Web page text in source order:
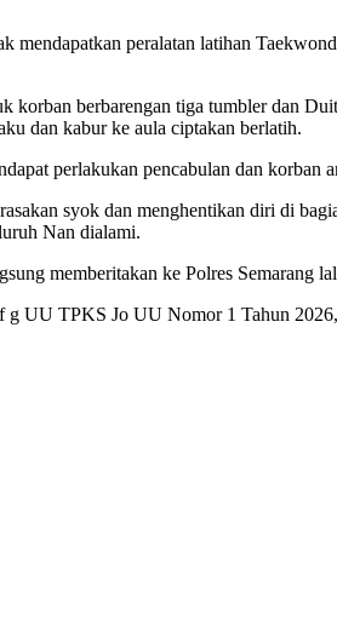
mendapatkan peralatan latihan
berbarengan tiga tumbler dan
dan kabur ke aula ciptakan berlatih.
perlakukan pencabulan dan korban
syok dan menghentikan diri di
Nan dialami.
memberitakan ke Polres Semarang
g UU TPKS Jo UU Nomor 1 Tahun